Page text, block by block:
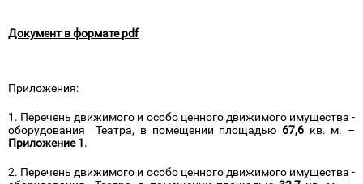
Документ в формате pdf
Приложения:
1. Перечень движимого и особо ценного движимого имущества -
оборудования Театра, в помещении площадью 67,6 кв. м. –
Приложение 1.
2. Перечень движимого и особо ценного движимого имущества -